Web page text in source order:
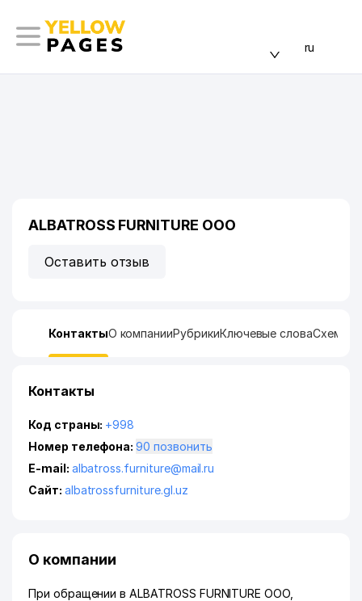
ru
ALBATROSS FURNITURE ООО
Оставить отзыв
КонтактыО компанииРубрикиКлючевые словаСхема
Контакты
Код страны: +998
Номер телефона:
90 позвонить
E-mail: albatross.furniture@mail.ru
Сайт: albatrossfurniture.gl.uz
О компании
При обращении в ALBATROSS FURNITURE ООО,